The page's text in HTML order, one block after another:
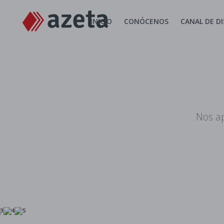
INICIO CONÓCENOS CANAL DE
Nos